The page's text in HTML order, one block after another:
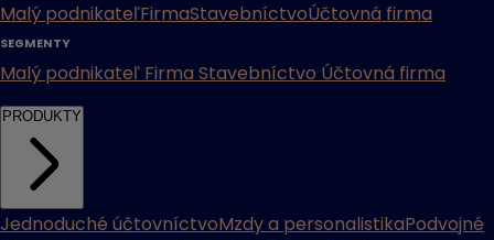
Malý podnikateľFirmaStavebníctvoÚčtovná firma
SEGMENTY
Malý podnikateľ Firma Stavebníctvo Účtovná firma
PRODUKTY
Jednoduché účtovníctvoMzdy a personalistikaPodvojné